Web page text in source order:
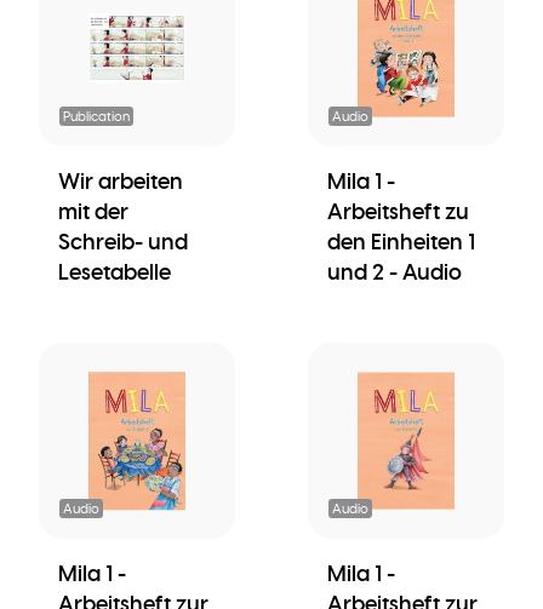
Publication
Wir arbeiten
mit der
Schreib- und
Lesetabelle
Audio
Mila 1 -
Arbeitsheft zu
den Einheiten 1
und 2 - Audio
Audio
Mila 1 -
Audio
Mila 1 -